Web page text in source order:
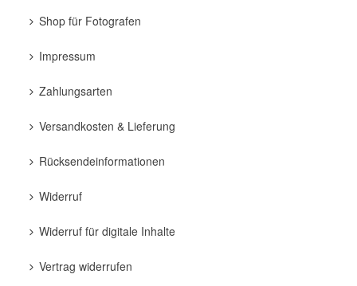
Shop für Fotografen
Impressum
Zahlungsarten
Versandkosten & Lieferung
Rücksendeinformationen
Widerruf
Widerruf für digitale Inhalte
Vertrag widerrufen